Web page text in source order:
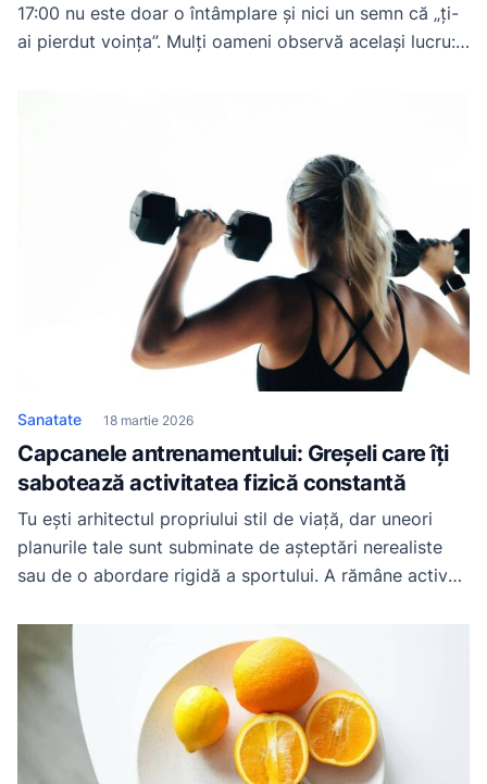
17:00 nu este doar o întâmplare și nici un semn că „ți-
ai pierdut voința”. Mulți oameni observă același lucru:
Sanatate 18 martie 2026
Capcanele antrenamentului: Greșeli care îți
sabotează activitatea fizică constantă
Tu ești arhitectul propriului stil de viață, dar uneori
planurile tale sunt subminate de așteptări nerealiste
sau de o abordare rigidă a sportului. A rămâne activ
modului în care funcționează corpul și mintea ta. În
rândurile ce urmează, vei descoperi acele erori
comune care îți fură motivația […]